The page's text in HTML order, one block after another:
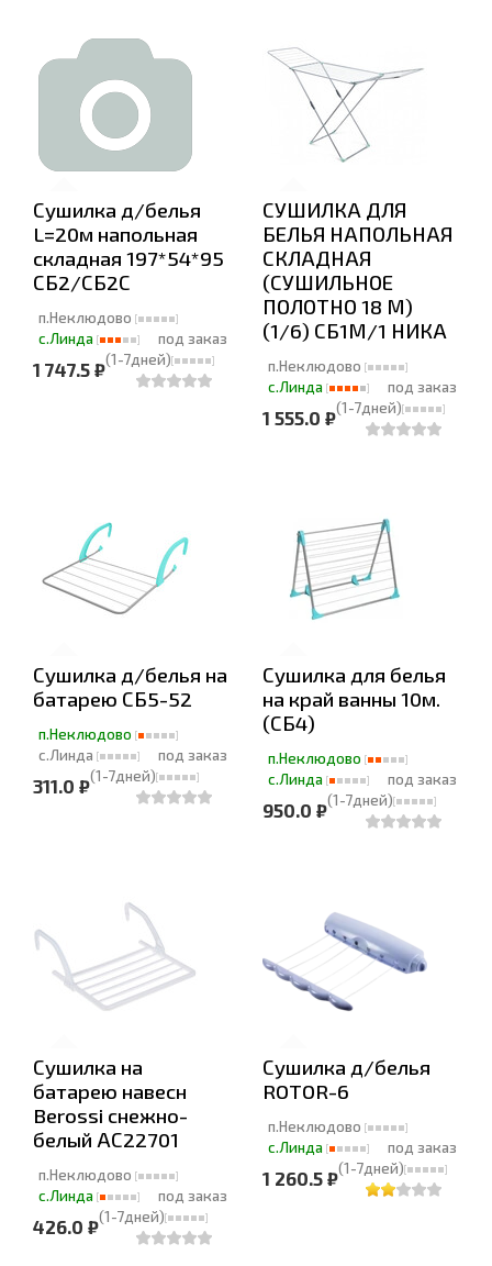
Сушилка д/белья
L=20м напольная
складная 197*54*95
СБ2/СБ2С
п.Неклюдово
с.Линда
под заказ
(1-7дней)
1 747.5 ₽
СУШИЛКА ДЛЯ
БЕЛЬЯ НАПОЛЬНАЯ
СКЛАДНАЯ
(СУШИЛЬНОЕ
ПОЛОТНО 18 М)
(1/6) СБ1М/1 НИКА
п.Неклюдово
с.Линда
под заказ
(1-7дней)
1 555.0 ₽
Сушилка д/белья на
батарею СБ5-52
п.Неклюдово
с.Линда
под заказ
(1-7дней)
311.0 ₽
Сушилка для белья
на край ванны 10м.
(СБ4)
п.Неклюдово
с.Линда
под заказ
(1-7дней)
950.0 ₽
Сушилка на
батарею навесн
Berossi снежно-
белый АС22701
п.Неклюдово
с.Линда
под заказ
(1-7дней)
426.0 ₽
Сушилка д/белья
ROTOR-6
п.Неклюдово
с.Линда
под заказ
(1-7дней)
1 260.5 ₽